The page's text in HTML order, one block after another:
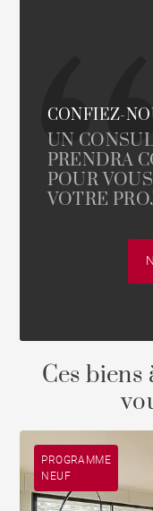
CONFIEZ-
UN
PRENDRA
POUR
VOTRE
Ces
PROGRAMME
NEUF